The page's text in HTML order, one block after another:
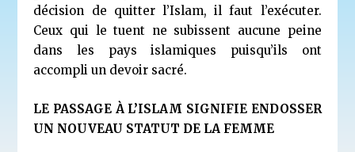
décision de quitter l’Islam, il faut l’exécuter.
Ceux qui le tuent ne subissent aucune peine
dans les pays islamiques puisqu’ils ont
accompli un devoir sacré.
LE PASSAGE À L’ISLAM SIGNIFIE ENDOSSER
UN NOUVEAU STATUT DE LA FEMME